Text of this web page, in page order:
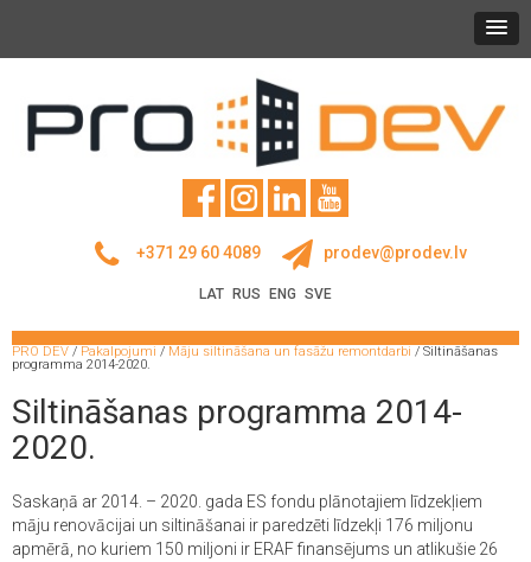
+371 29 60 4089 prodev@prodev.lv
LAT RUS ENG SVE
PRO DEV / Pakalpojumi / Māju siltināšana un fasāžu remontdarbi / Siltināšanas
programma 2014-2020.
Siltināšanas programma 2014-
2020.
Saskaņā ar 2014. – 2020. gada ES fondu plānotajiem līdzekļiem
māju renovācijai un siltināšanai ir paredzēti līdzekļi 176 miljonu
apmērā, no kuriem 150 miljoni ir ERAF finansējums un atlikušie 26